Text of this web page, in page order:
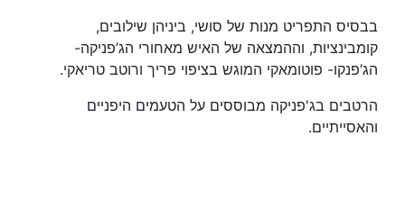
בבסיס התפריט מנות של סושי, ביניהן שילובים,
קומבינציות, וההמצאה של האיש מאחורי הג’פניקה-
הג’פנקו- פוטומאקי המוגש בציפוי פריך ורוטב טריאקי.
הרטבים בג'פניקה מבוססים על הטעמים היפניים
והאסייתיים.